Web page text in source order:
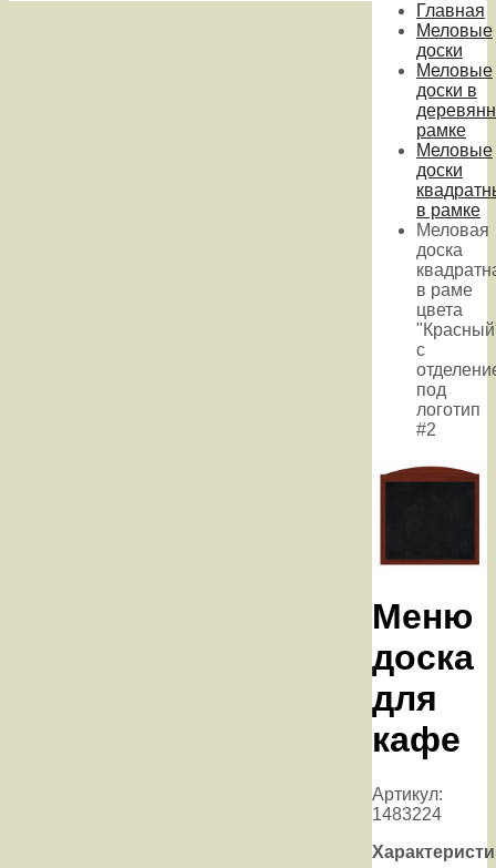
Главная
Меловые
доски
Меловые
доски в
рамке
Меловые
доски
в рамке
Меловая
доска
в раме
цвета
с
под
логотип
#2
Меню
доска
для
кафе
Артикул:
1483224